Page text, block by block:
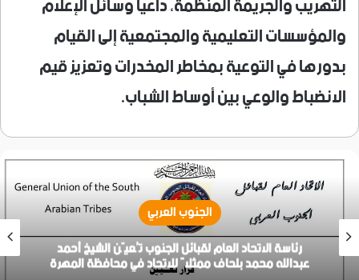
والمؤسسات التعليمية والمجتمعية إلى القيام
بدورها في التوعية بمخاطر المخدرات وتعزيز قيم
الانضباط والوعي بين أوساط الشباب.
الجنوب العربي
رئاسة الاتحاد العام لقبائل الجنوب تُعيّن الشيخ أحمد
عبدالله محمد بلحاف ممثلاً للاتحاد في محافظة المهرة